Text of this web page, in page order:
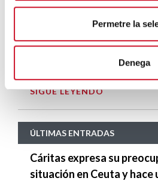
Permetre la
Denega
Comer en familia,
exclusión social
SIGUE LEYENDO
EXPOSICIÓN COVID-19:
SIGUE LEYENDO
ÚLTIMAS ENTRADAS
Cáritas expresa su
situación en Ceuta y hace